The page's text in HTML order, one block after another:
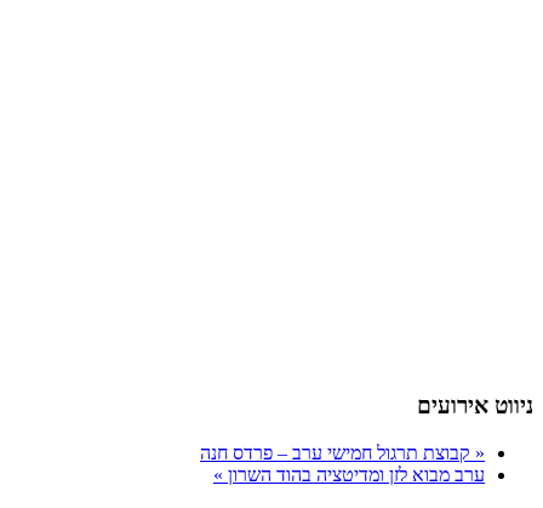
ניווט אירועים
« קבוצת תרגול חמישי ערב – פרדס חנה
ערב מבוא לזן ומדיטציה בהוד השרון »